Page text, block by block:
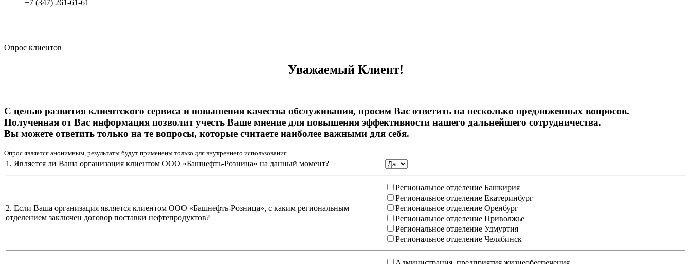
+7 (347) 261-61-61
Опрос клиентов
Уважаемый Клиент!
С целью развития клиентского сервиса и повышения качества обслуживания, просим Вас ответить на несколько предложенных вопросов.
Полученная от Вас информация позволит учесть Ваше мнение для повышения эффективности нашего дальнейшего сотрудничества.
Вы можете ответить только на те вопросы, которые считаете наиболее важными для себя.
Опрос является анонимным, результаты будут применены только для внутреннего использования.
1. Является ли Ваша организация клиентом ООО «Башнефть-Розница» на данный момент?
2. Если Ваша организация является клиентом ООО «Башнефть-Розница», с каким региональным
отделением заключен договор поставки нефтепродуктов?
Региональное отделение Башкирия
Региональное отделение Екатеринбург
Региональное отделение Оренбург
Региональное отделение Приволжье
Региональное отделение Удмуртия
Региональное отделение Челябинск